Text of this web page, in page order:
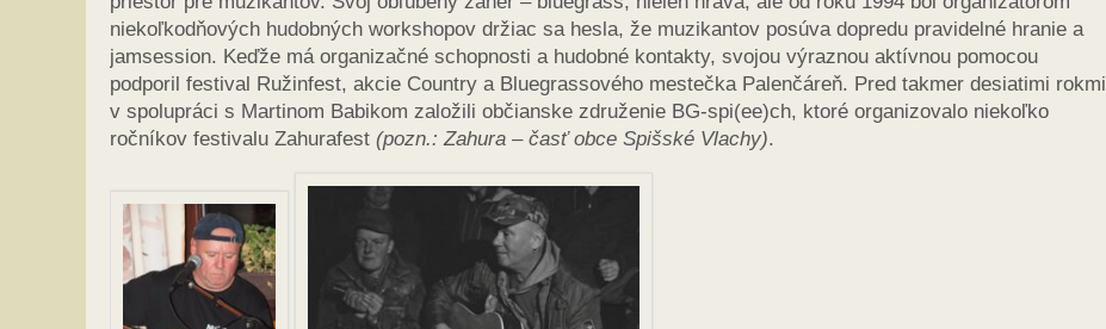
niekoľkodňových hudobných workshopov držiac sa hesla, že muzikantov posúva dopredu pravidelné hranie a
jamsession. Keďže má organizačné schopnosti a hudobné kontakty, svojou výraznou aktívnou pomocou
podporil festival Ružinfest, akcie Country a Bluegrassového mestečka Palenčáreň. Pred takmer desiatimi rokmi
v spolupráci s Martinom Babikom založili občianske združenie BG-spi(ee)ch, ktoré organizovalo niekoľko
ročníkov festivalu Zahurafest (pozn.: Zahura – časť obce Spišské Vlachy).